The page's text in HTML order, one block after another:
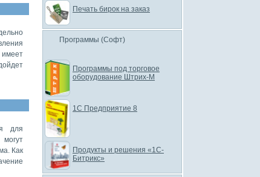
для
Как
Печать бирок на заказ
Программы (Софт)
Программы под торговое
оборудование Штрих-М
1С Предприятие 8
Продукты и решения «1С-
Битрикс»